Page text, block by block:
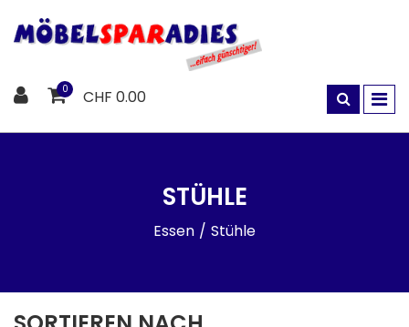
0 CHF 0.00
STÜHLE
Essen Stühle